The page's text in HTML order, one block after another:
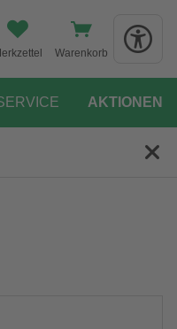
Warenkorb
AKTIONEN